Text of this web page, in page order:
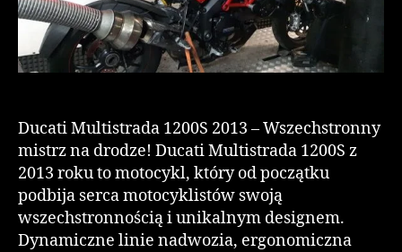
Ducati Multistrada 1200S 2013 – Wszechstronny
mistrz na drodze! Ducati Multistrada 1200S z
2013 roku to motocykl, który od początku
podbija serca motocyklistów swoją
wszechstronnością i unikalnym designem.
Dynamiczne linie nadwozia, ergonomiczna